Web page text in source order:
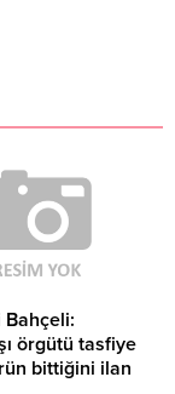
Bahçeli:
örgütü tasfiye
bittiğini ilan